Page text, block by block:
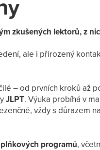
zkušených lektorů, z
ale i přirozený
– od prvních kroků až
JLPT. Výuka probíhá v
vždy s důrazem na
programů,